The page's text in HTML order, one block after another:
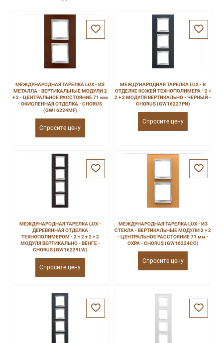
МЕЖДУНАРОДНАЯ ТАРЕЛКА LUX - ИЗ
МЕТАЛЛА - ВЕРТИКАЛЬНЫЕ МОДУЛИ 2
+ 2 - ЦЕНТРАЛЬНОЕ РАССТОЯНИЕ 71 мм
- ОКИСЛЕННАЯ ОТДЕЛКА - CHORUS
(GW16224MF)
Спросите цену
МЕЖДУНАРОДНАЯ ТАРЕЛКА LUX - В
ОТДЕЛКЕ КОЖЕЙ ТЕХНОПОЛИМЕРА - 2 +
2 + 2 МОДУЛЯ ВЕРТИКАЛЬНО - ЧЕРНЫЙ -
CHORUS (GW16227PN)
Спросите цену
МЕЖДУНАРОДНАЯ ТАРЕЛКА LUX -
ДЕРЕВЯННАЯ ОТДЕЛКА
ТЕХНОПОЛИМЕРОМ - 2 + 2 + 2 + 2
МОДУЛЯ ВЕРТИКАЛЬНО - ВЕНГЕ -
CHORUS (GW16229LW)
Спросите цену
МЕЖДУНАРОДНАЯ ТАРЕЛКА LUX - ИЗ
СТЕКЛА - ВЕРТИКАЛЬНЫЕ МОДУЛИ 2 + 2
- ЦЕНТРАЛЬНОЕ РАССТОЯНИЕ 71 мм -
ОХРА - CHORUS (GW16224CO)
Спросите цену